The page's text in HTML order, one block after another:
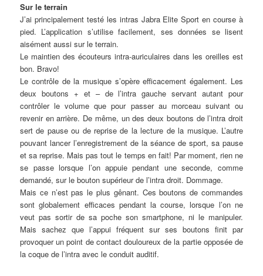
Sur le terrain
J’ai principalement testé les intras Jabra Elite Sport en course à
pied. L’application s’utilise facilement, ses données se lisent
aisément aussi sur le terrain.
Le maintien des écouteurs intra-auriculaires dans les oreilles est
bon. Bravo!
Le contrôle de la musique s’opère efficacement également. Les
deux boutons + et – de l’intra gauche servant autant pour
contrôler le volume que pour passer au morceau suivant ou
revenir en arrière. De même, un des deux boutons de l’intra droit
sert de pause ou de reprise de la lecture de la musique. L’autre
pouvant lancer l’enregistrement de la séance de sport, sa pause
et sa reprise. Mais pas tout le temps en fait! Par moment, rien ne
se passe lorsque l’on appuie pendant une seconde, comme
demandé, sur le bouton supérieur de l’intra droit. Dommage.
Mais ce n’est pas le plus gênant. Ces boutons de commandes
sont globalement efficaces pendant la course, lorsque l’on ne
veut pas sortir de sa poche son smartphone, ni le manipuler.
Mais sachez que l’appui fréquent sur ses boutons finit par
provoquer un point de contact douloureux de la partie opposée de
la coque de l’intra avec le conduit auditif.